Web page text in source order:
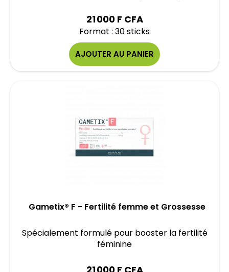
21 000 F CFA
Format : 30 sticks
AJOUTER AU PANIER
Gametix® F - Fertilité femme et Grossesse
Spécialement formulé pour booster la fertilité
féminine